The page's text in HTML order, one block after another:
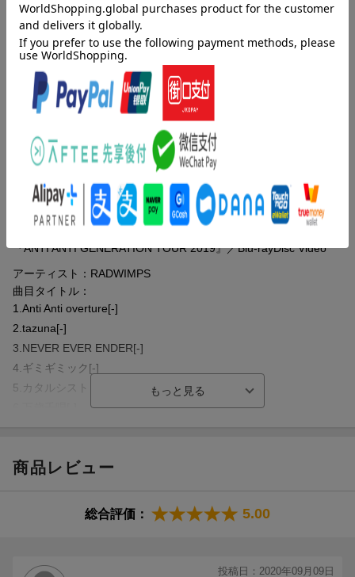
洋題 ANTI ANTI GENERATION TOUR 2019
ANTI ANTI GENERATION TOUR 2019 にゲスト出演したアーティ
ストとの共演及び、ツアードキュメント映像を収録予定
・IKIJIBIKI feat.Taka
・TIE TONGUE feat.Miyachi, タイタン・ゾンビーズ
・グランドエスケープ feat.三浦透
・Documentary of ANTI ANTI GENERATION TOUR
収録内容
収録タイトル：
『ANTI ANTI GENERATION TOUR 2019』／Blu-rayDisc Video
アーティスト：RADWIMPS
曲目タイトル：
1.Anti Anti overture[-]
2.tazuna[-]
3.NEVER EVER ENDER[-]
4.ギミギミック[-]
5.カタルシスト feat.タイタン・ゾンビーズ[-]
9.I I U[-]
14.DARMA GRAND PRIX[-]
商品レビュー
総合評価： 5.00
投稿日：2020年09月09日